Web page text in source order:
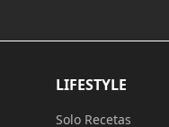
LIFESTYLE
Solo Recetas